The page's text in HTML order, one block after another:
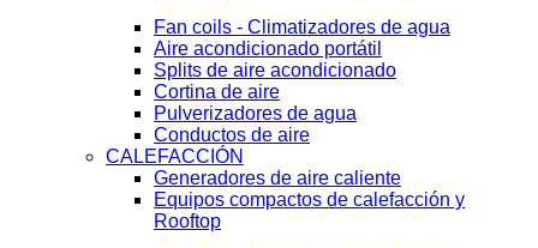
Fan coils - Climatizadores de agua
Aire acondicionado portátil
Splits de aire acondicionado
Cortina de aire
Pulverizadores de agua
Conductos de aire
CALEFACCIÓN
Generadores de aire caliente
Equipos compactos de calefacción y
Rooftop